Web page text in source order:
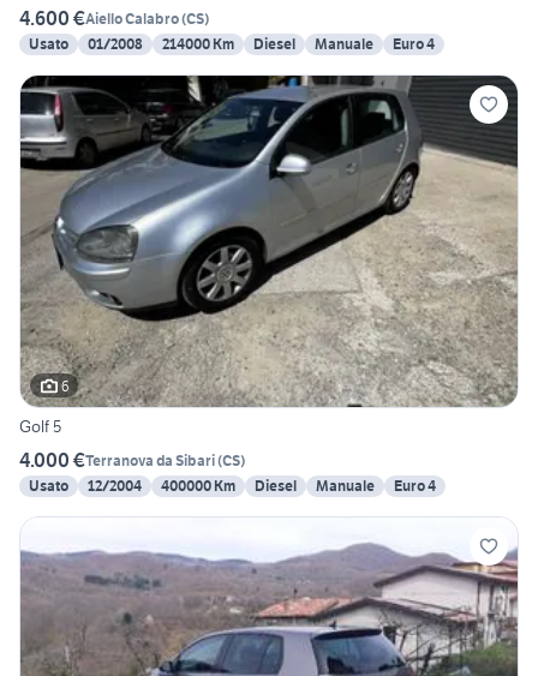
4.600 €Aiello Calabro(CS)
Usato
01/2008 214000 Km Diesel Manuale Euro 4
6
Golf 5
4.000 €Terranova da Sibari(CS)
Usato
12/2004 400000 Km Diesel Manuale Euro 4